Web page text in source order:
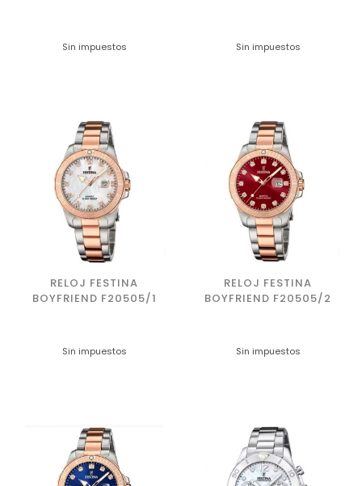
Sin impuestos Sin impuestos
RELOJ FESTINA
BOYFRIEND F20505/1
Sin impuestos
RELOJ FESTINA
BOYFRIEND F20505/2
Sin impuestos